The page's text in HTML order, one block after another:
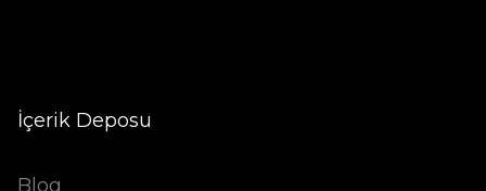
İçerik Deposu
Blog